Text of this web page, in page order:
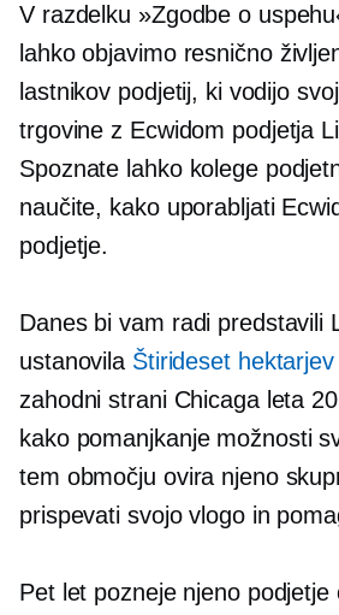
V razdelku »Zgodbe o
lahko objavimo resnično
lastnikov podjetij, ki vodijo
trgovine z Ecwidom podjetja
Spoznate lahko kolege
naučite, kako uporabljati
podjetje.
Danes bi vam radi predstavili
ustanovila Štirideset
zahodni strani Chicaga leta
kako pomanjkanje možnosti
tem območju ovira njeno
prispevati svojo vlogo in
Pet let pozneje njeno